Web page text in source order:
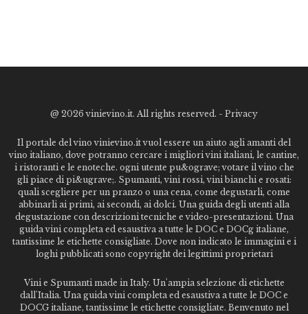
@ 2026 vinievino.it. All rights reserved. - Privacy
Il portale del vino vinievino.it vuol essere un aiuto agli amanti del
vino italiano, dove potranno cercare i migliori vini italiani, le cantine,
i ristoranti e le enoteche. ogni utente pu&ograve; votare il vino che
gli piace di pi&ugrave;. Spumanti, vini rossi, vini bianchi e rosati:
quali scegliere per un pranzo o una cena, come degustarli, come
abbinarli ai primi, ai secondi, ai dolci. Una guida degli utenti alla
degustazione con descrizioni tecniche e video-presentazioni. Una
guida vini completa ed esaustiva a tutte le DOC e DOCg italiane,
tantissime le etichette consigliate. Dove non indicato le immagini e i
loghi pubblicati sono copyright dei legittimi proprietari
Vini e Spumanti made in Italy. Un'ampia selezione di etichette
dall'Italia. Una guida vini completa ed esaustiva a tutte le DOC e
DOCG italiane, tantissime le etichette consigliate. Benvenuto nel